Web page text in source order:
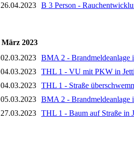
26.04.2023 B 3 Person -
März 2023
02.03.2023 BMA 2 - Brandmeldeanlage
04.03.2023 THL 1 - VU mit PKW in
04.03.2023 THL 1 - Straße
05.03.2023 BMA 2 - Brandmeldeanlage
27.03.2023 THL 1 - Baum auf Straße in